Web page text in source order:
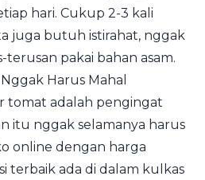
hari. Cukup 2-3 kali
juga butuh istirahat, nggak
pakai bahan asam.
Harus Mahal
tomat adalah pengingat
itu nggak selamanya harus
online dengan harga
terbaik ada di dalam kulkas